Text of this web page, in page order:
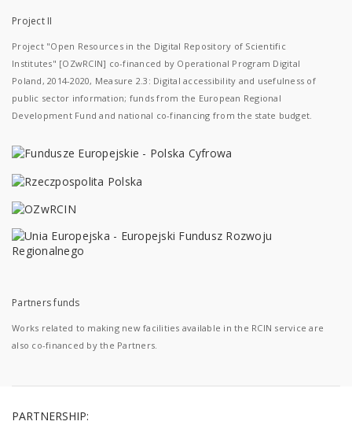
Project II
Project "Open Resources in the Digital Repository of Scientific
Institutes" [OZwRCIN] co-financed by Operational Program Digital
Poland, 2014-2020, Measure 2.3: Digital accessibility and usefulness of
public sector information; funds from the European Regional
Development Fund and national co-financing from the state budget.
Partners funds
Works related to making new facilities available in the RCIN service are
also co-financed by the Partners.
PARTNERSHIP: